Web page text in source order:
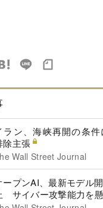
ラン、海峡再開の条
除主張
Wall Street Journal
ープンAI、最新モデル
サイバー攻撃能力を